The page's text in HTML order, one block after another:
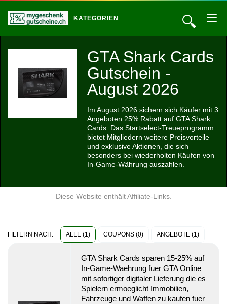
🔍
KATEGORIEN
GTA Shark Cards
Gutschein -
August 2026
Im August 2026 sichern sich Käufer mit 3
Angeboten 25% Rabatt auf GTA Shark
Cards. Das Startselect-Treueprogramm
bietet Mitgliedern weitere Preisvorteile
und exklusive Aktionen, die sich
besonders bei wiederholten Käufen von
In-Game-Währung auszahlen.
Diese Website enthält Affiliate-Links.
FILTERN NACH: ALLE (1) COUPONS (0) ANGEBOTE (1)
GTA Shark Cards sparen 15-25% auf
In-Game-Waehrung fuer GTA Online
mit sofortiger digitaler Lieferung die es
Spielern ermoeglicht Immobilien,
Fahrzeuge und Waffen zu kaufen fuer